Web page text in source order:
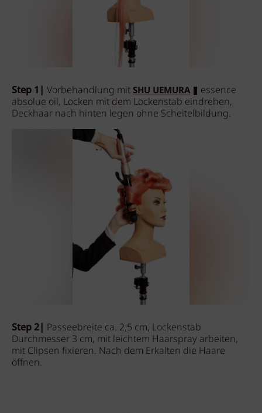
Step 1| Vorbehandlung mitSHU UEMURA
essence
absolue oil, Locken mit dem Lockenstab eindrehen,
Deckhaar nach hinten legen ohne Scheitelbildung.
Step 2| Passeebreite ca. 2,5 cm, Lockenstab
Durchmesser 3 cm, mit leichtem Haarspray arbeiten,
mit Clipsen fixieren. Nach dem Erkalten die Haare
öffnen.